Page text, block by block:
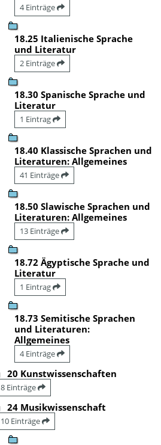
4 Einträge
18.25 Italienische Sprache
und Literatur
2 Einträge
18.30 Spanische Sprache und
Literatur
1 Eintrag
18.40 Klassische Sprachen und
Literaturen: Allgemeines
41 Einträge
18.50 Slawische Sprachen und
Literaturen: Allgemeines
13 Einträge
18.72 Ägyptische Sprache und
Literatur
1 Eintrag
18.73 Semitische Sprachen
und Literaturen:
Allgemeines
4 Einträge
20 Kunstwissenschaften
8 Einträge
24 Musikwissenschaft
10 Einträge